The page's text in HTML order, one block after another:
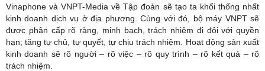
Vinaphone và VNPT-Media về Tập đoàn sẽ tạo ta khối thống nhất
kinh doanh dịch vụ ở địa phương. Cùng với đó, bộ máy VNPT sẽ
được phân cấp rõ ràng, minh bạch, trách nhiệm đi đôi với quyền
hạn; tăng tự chủ, tự quyết, tự chịu trách nhiệm. Hoạt động sản xuất
kinh doanh sẽ rõ người – rõ việc – rõ quy trình – rõ kết quả – rõ
trách nhiệm.